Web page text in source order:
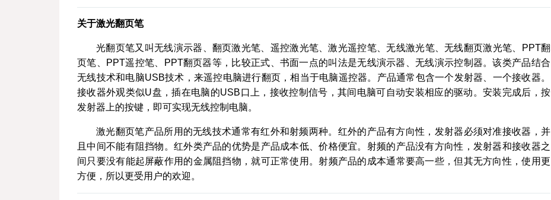
关于激光翻页笔
光翻页笔又叫无线演示器、翻页激光笔、遥控激光笔、激光遥控笔、无线激光笔、无线翻页激光笔、PPT翻
页笔、PPT遥控笔、PPT翻页器等，比较正式、书面一点的叫法是无线演示器、无线演示控制器。该类产品结合
无线技术和电脑USB技术，来遥控电脑进行翻页，相当于电脑遥控器。产品通常包含一个发射器、一个接收器。
接收器外观类似U盘，插在电脑的USB口上，接收控制信号，其间电脑可自动安装相应的驱动。安装完成后，按
发射器上的按键，即可实现无线控制电脑。
激光翻页笔产品所用的无线技术通常有红外和射频两种。红外的产品有方向性，发射器必须对准接收器，并
且中间不能有阻挡物。红外类产品的优势是产品成本低、价格便宜。射频的产品没有方向性，发射器和接收器之
间只要没有能起屏蔽作用的金属阻挡物，就可正常使用。射频产品的成本通常要高一些，但其无方向性，使用更
方便，所以更受用户的欢迎。